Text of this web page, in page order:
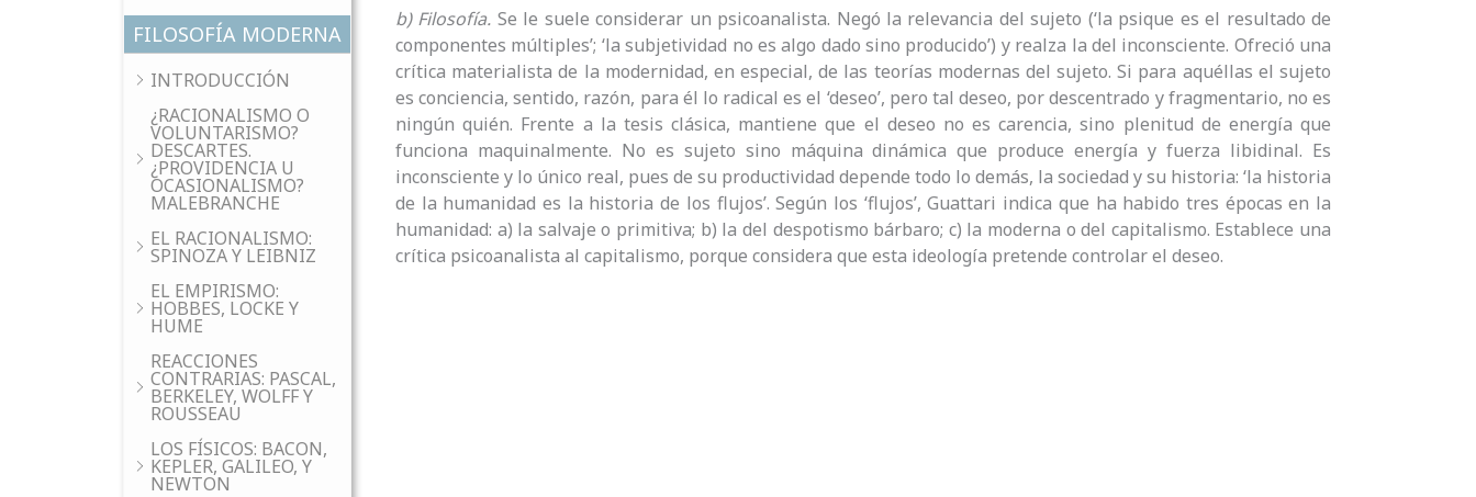
FILOSOFÍA MODERNA
INTRODUCCIÓN
¿RACIONALISMO O
VOLUNTARISMO?
DESCARTES.
¿PROVIDENCIA U
OCASIONALISMO?
MALEBRANCHE
EL RACIONALISMO:
SPINOZA Y LEIBNIZ
EL EMPIRISMO:
HOBBES, LOCKE Y
HUME
REACCIONES
CONTRARIAS: PASCAL,
BERKELEY, WOLFF Y
ROUSSEAU
LOS FÍSICOS: BACON,
KEPLER, GALILEO, Y
NEWTON
b) Filosofía. Se le suele considerar un psicoanalista. Negó la relevancia del sujeto (‘la psique es el resultado de
componentes múltiples’; ‘la subjetividad no es algo dado sino producido’) y realza la del inconsciente. Ofreció una
crítica materialista de la modernidad, en especial, de las teorías modernas del sujeto. Si para aquéllas el sujeto
es conciencia, sentido, razón, para él lo radical es el ‘deseo’, pero tal deseo, por descentrado y fragmentario, no es
ningún quién. Frente a la tesis clásica, mantiene que el deseo no es carencia, sino plenitud de energía que
funciona maquinalmente. No es sujeto sino máquina dinámica que produce energía y fuerza libidinal. Es
inconsciente y lo único real, pues de su productividad depende todo lo demás, la sociedad y su historia: ‘la historia
de la humanidad es la historia de los flujos’. Según los ‘flujos’, Guattari indica que ha habido tres épocas en la
humanidad: a) la salvaje o primitiva; b) la del despotismo bárbaro; c) la moderna o del capitalismo. Establece una
crítica psicoanalista al capitalismo, porque considera que esta ideología pretende controlar el deseo.